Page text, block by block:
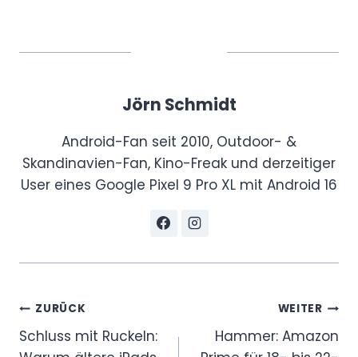
v
n
Y
o
u
Jörn Schmidt
Android-Fan seit 2010, Outdoor- &
Skandinavien-Fan, Kino-Freak und derzeitiger
User eines Google Pixel 9 Pro XL mit Android 16
Beitragsnavigation
ZURÜCK
Schluss mit Ruckeln:
WEITER
Hammer: Amazon